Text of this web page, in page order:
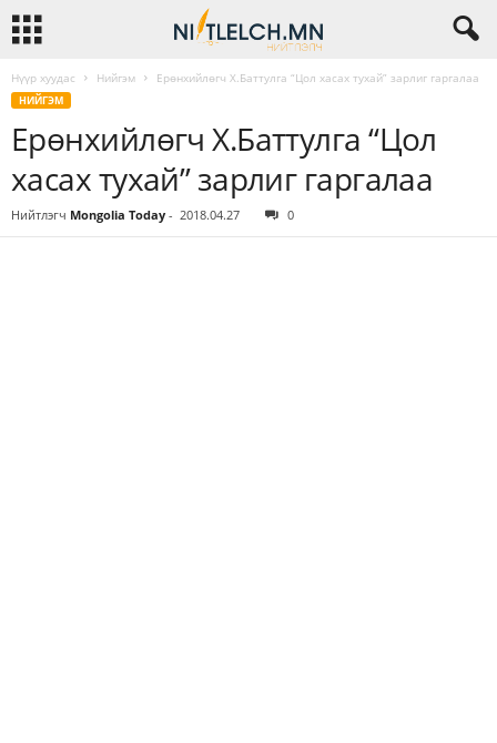
Нүүр хуудас Нийгэм Ерөнхийлөгч Х.Баттулга “Цол хасах тухай” зарлиг гаргалаа
НИЙГЭМ
Ерөнхийлөгч Х.Баттулга “Цол
хасах тухай” зарлиг гаргалаа
Нийтлэгч Mongolia Today - 2018.04.27 0